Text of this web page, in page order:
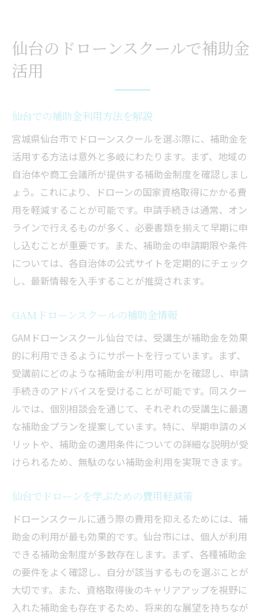
仙台のドローンスクールで補助金
活用
仙台での補助金利用方法を解説
宮城県仙台市でドローンスクールを選ぶ際に、補助金を
活用する方法は意外と多岐にわたります。まず、地域の
自治体や商工会議所が提供する補助金制度を確認しまし
ょう。これにより、ドローンの国家資格取得にかかる費
用を軽減することが可能です。申請手続きは通常、オン
ラインで行えるものが多く、必要書類を揃えて早期に申
し込むことが重要です。また、補助金の申請期限や条件
については、各自治体の公式サイトを定期的にチェック
し、最新情報を入手することが推奨されます。
GAMドローンスクールの補助金情報
GAMドローンスクール仙台では、受講生が補助金を効果
的に利用できるようにサポートを行っています。まず、
受講前にどのような補助金が利用可能かを確認し、申請
手続きのアドバイスを受けることが可能です。同スクー
ルでは、個別相談会を通じて、それぞれの受講生に最適
な補助金プランを提案しています。特に、早期申請のメ
リットや、補助金の適用条件についての詳細な説明が受
けられるため、無駄のない補助金利用を実現できます。
仙台でドローンを学ぶための費用軽減策
ドローンスクールに通う際の費用を抑えるためには、補
助金の利用が最も効果的です。仙台市には、個人が利用
できる補助金制度が多数存在します。まず、各種補助金
の要件をよく確認し、自分が該当するものを選ぶことが
大切です。また、資格取得後のキャリアアップを視野に
入れた補助金も存在するため、将来的な展望を持ちなが